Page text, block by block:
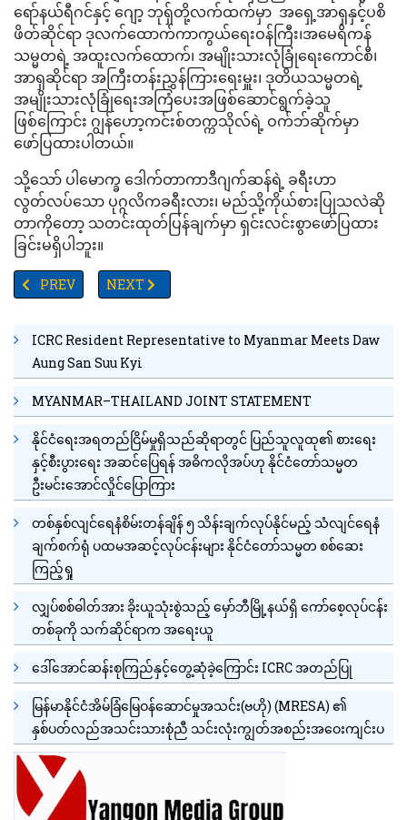
ရော်နယ်ရီဂင်နှင့် ဂျော့ ဘုရှ်တို့လက်ထက်မှာ အရှေ့အာရှနှင့်ပစိ
ဖိတ်ဆိုင်ရာ ဒုလက်ထောက်ကာကွယ်ရေးဝန်ကြီး၊အမေရိကန်
သမ္မတရဲ့ အထူးလက်ထောက်၊ အမျိုးသားလုံခြုံရေးကောင်စီ၊
အာရှဆိုင်ရာ အကြီးတန်းညွှန်ကြားရေးမှူး၊ ဒုတိယသမ္မတရဲ့
အမျိုးသားလုံခြုံရေးအကြံပေးအဖြစ်ဆောင်ရွက်ခဲ့သူ
ဖြစ်ကြောင်း ဂျွန်ဟော့ကင်းစ်တက္ကသိုလ်ရဲ့ ဝက်ဘ်ဆိုက်မှာ
ဖော်ပြထားပါတယ်။
သို့သော် ပါမောက္ခ ဒေါက်တာကာဒီဂျက်ဆန်ရဲ့ ခရီးဟာ
လွတ်လပ်သော ပုဂ္ဂလိကခရီးလား၊ မည်သို့ကိုယ်စားပြုသလဲဆို
တာကိုတော့ သတင်းထုတ်ပြန်ချက်မှာ ရှင်းလင်းစွာဖော်ပြထား
ခြင်းမရှိပါဘူး။
PREVIOUS ARTICLE: ဗိုလ်တထောင်စေတီတော်တွင် နယုန်လပြည့်န
PREV NEXT ARTICLE: TV YANGON TIMES ရဲ့နေ့
NEXT
ICRC Resident Representative to Myanmar Meets Daw
Aung San Suu Kyi
MYANMAR–THAILAND JOINT STATEMENT
နိုင်ငံရေးအရတည်ငြိမ်မှုရှိသည်ဆိုရာတွင် ပြည်သူလူထု၏ စားရေး
နှင့်စီးပွားရေး အဆင်ပြေရန် အဓိကလိုအပ်ဟု နိုင်ငံတော်သမ္မတ
ဦးမင်းအောင်လှိုင်ပြောကြား
တစ်နှစ်လျင်ရေနံစိမ်းတန်ချိန် ၅ သိန်းချက်လုပ်နိုင်မည့် သံလျင်ရေနံ
ချက်စက်ရုံ ပထမအဆင့်လုပ်ငန်းများ နိုင်ငံတော်သမ္မတ စစ်ဆေး
ကြည့်ရှု
လျှပ်စစ်ဓါတ်အား ခိုးယူသုံးစွဲသည့် မှော်ဘီမြို့နယ်ရှိ ကော်စေ့လုပ်ငန်း
တစ်ခုကို သက်ဆိုင်ရာက အရေးယူ
ဒေါ်အောင်ဆန်းစုကြည်နှင့်တွေ့ဆုံခဲ့ကြောင်း ICRC အတည်ပြု
မြန်မာနိုင်ငံအိမ်ခြံမြေဝန်ဆောင်မှုအသင်း(ဗဟို) (MRESA) ၏
နှစ်ပတ်လည်အသင်းသားစုံညီ သင်းလုံးကျွတ်အစည်းအဝေးကျင်းပ